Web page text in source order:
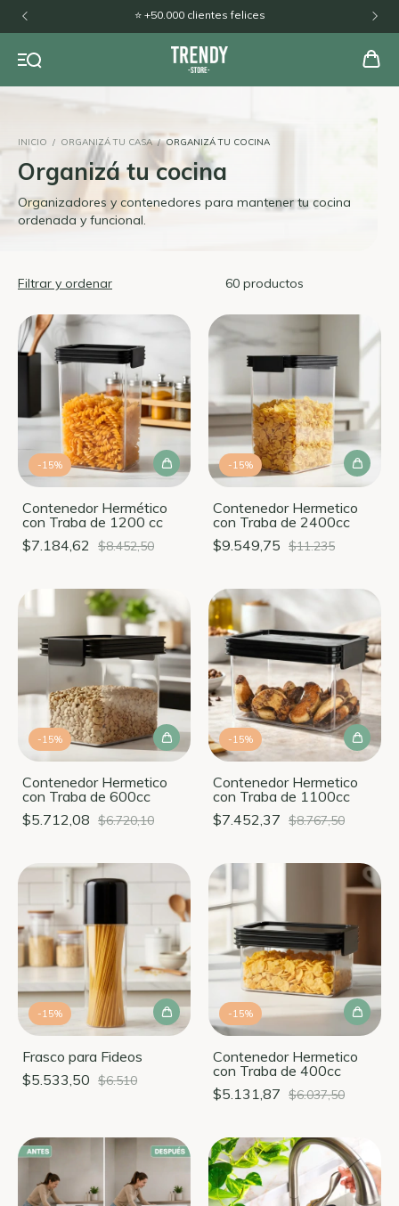
🚚 Envíos a todo el país
INICIO / ORGANIZÁ TU CASA / ORGANIZÁ TU COCINA
Organizá tu cocina
Organizadores y contenedores para mantener tu cocina
ordenada y funcional.
Filtrar y ordenar 60 productos
-15%
Contenedor Hermético
con Traba de 1200 cc
$7.184,62
$8.452,50
-15%
Contenedor Hermetico
con Traba de 2400cc
$9.549,75 $11.235
-15%
Contenedor Hermetico
con Traba de 600cc
$5.712,08 $6.720,10
-15%
Contenedor Hermetico
con Traba de 1100cc
$7.452,37 $8.767,50
-15%
Frasco para Fideos
$5.533,50 $6.510
-15%
Contenedor Hermetico
con Traba de 400cc
$5.131,87 $6.037,50